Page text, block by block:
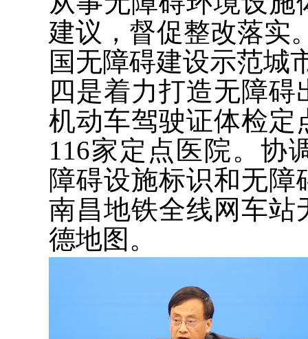
建议，督促整改落实
国无障碍建设示范城
四是着力打造无障
机动车驾驶证体检定
116家定点医院。协
障碍设施标识和无
南昌地铁全线网车站
德地图。